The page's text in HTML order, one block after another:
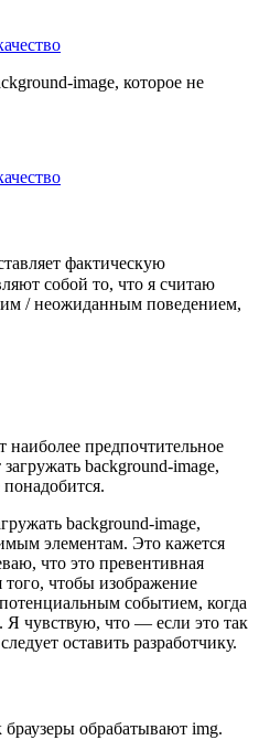
image, которое не
фактическую
собой то, что я считаю
/ неожиданным поведением,
предпочтительное
background-image,
background-image,
элементам. Это кажется
что это превентивная
того, чтобы изображение
событием, когда
Я чувствую, что — если это так
оставить разработчику.
обрабатывают img.